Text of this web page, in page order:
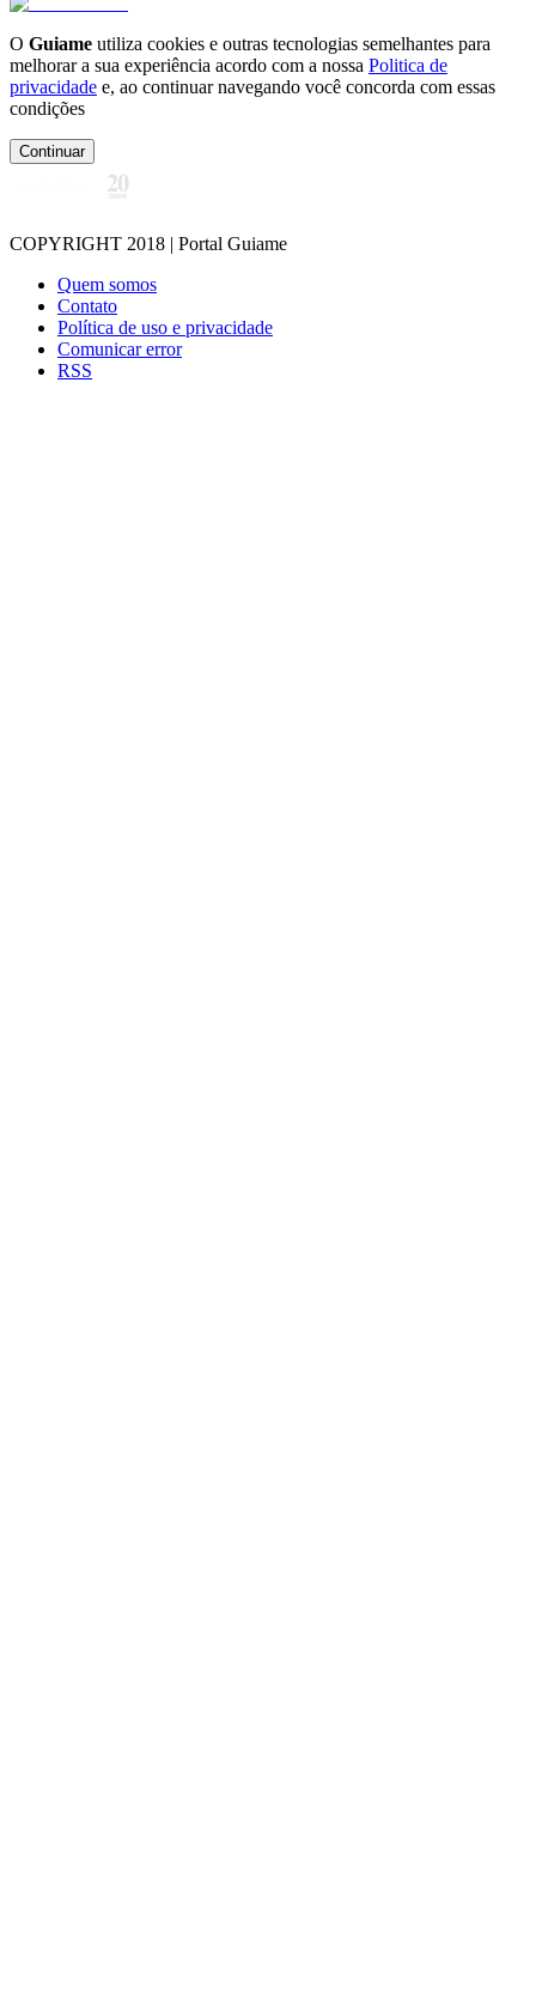
O Guiame utiliza cookies e outras tecnologias semelhantes para
melhorar a sua experiência acordo com a nossa Politica de
privacidade e, ao continuar navegando você concorda com essas
condições
Continuar
COPYRIGHT 2018 | Portal Guiame
Quem somos
Contato
Política de uso e privacidade
Comunicar error
RSS